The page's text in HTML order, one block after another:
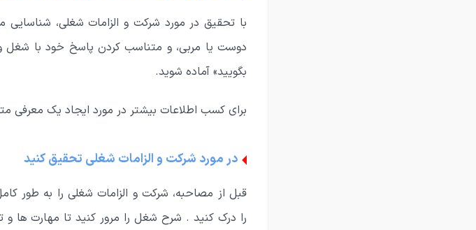
با تحقیق در مورد شرکت و الزامات شغلی،
دوست یا مربی، و متناسب کردن پاسخ خود با شغل
بگویید» آماده شوید.
برای کسب اطلاعات بیشتر در مورد ایجاد یک معرفی
در مورد شرکت و الزامات شغلی تحقیق کنید
قبل از مصاحبه، شرکت و الزامات شغلی را به طور
را درک کنید . شرح شغل را مرور کنید تا مهارت ها و